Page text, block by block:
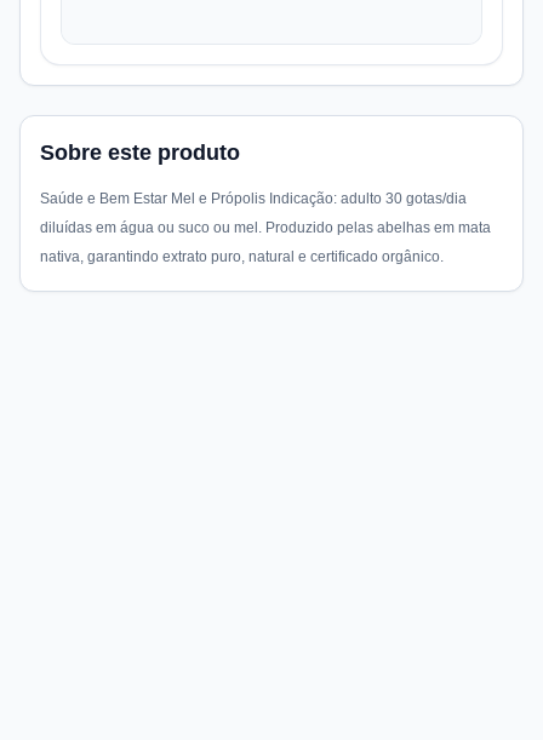
Sobre este produto
Saúde e Bem Estar Mel e Própolis Indicação: adulto 30 gotas/dia
diluídas em água ou suco ou mel. Produzido pelas abelhas em mata
nativa, garantindo extrato puro, natural e certificado orgânico.